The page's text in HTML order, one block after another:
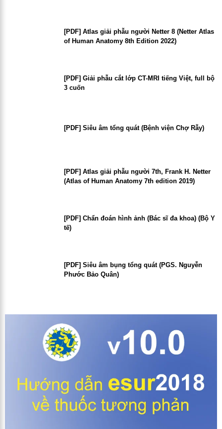
[PDF] Atlas giải phẫu người Netter 8 (Netter Atlas
of Human Anatomy 8th Edition 2022)
[PDF] Giải phẫu cắt lớp CT-MRI tiếng Việt, full bộ
3 cuốn
[PDF] Siêu âm tổng quát (Bệnh viện Chợ Rẫy)
[PDF] Atlas giải phẫu người 7th, Frank H. Netter
(Atlas of Human Anatomy 7th edition 2019)
[PDF] Chẩn đoán hình ảnh (Bác sĩ đa khoa) (Bộ Y
tế)
[PDF] Siêu âm bụng tổng quát (PGS. Nguyễn
Phước Bảo Quân)